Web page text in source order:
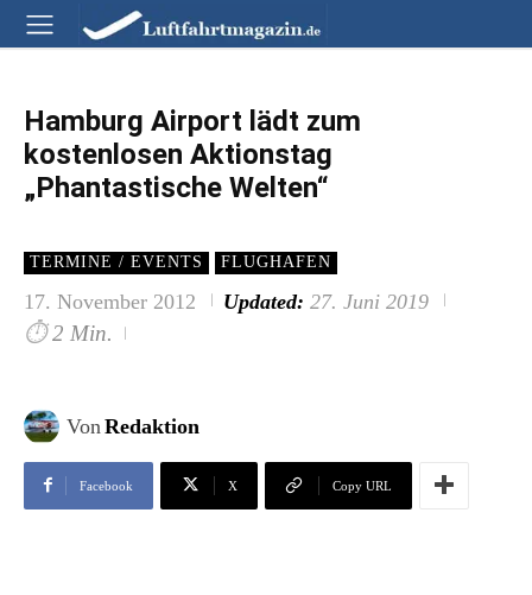
Hamburg Airport lädt zum
kostenlosen Aktionstag
„Phantastische Welten“
TERMINE / EVENTS FLUGHAFEN
17. November 2012 Updated: 27. Juni 2019
⏱ 2 Min.
Von Redaktion
Facebook X Copy URL